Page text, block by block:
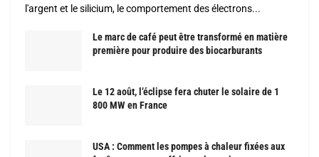
l'argent et le silicium, le comportement des électrons...
Le marc de café peut être transformé en matière
première pour produire des biocarburants
Le 12 août, l’éclipse fera chuter le solaire de 1
800 MW en France
USA : Comment les pompes à chaleur fixées aux